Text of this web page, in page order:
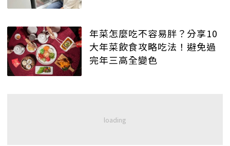
年菜怎麼吃不容易胖？分享10
大年菜飲食攻略吃法！避免過
完年三高全變色